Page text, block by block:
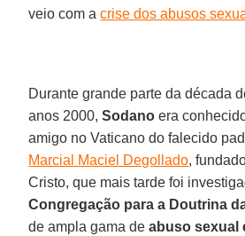
veio com acrise dos abusos
Durante grande parte da década
anos 2000,Sodano era
amigo no Vaticano do falecido
Marcial Maciel Degollado,
Cristo, que mais tarde foi
Congregação para a Doutrina
de ampla gama deabuso sexual